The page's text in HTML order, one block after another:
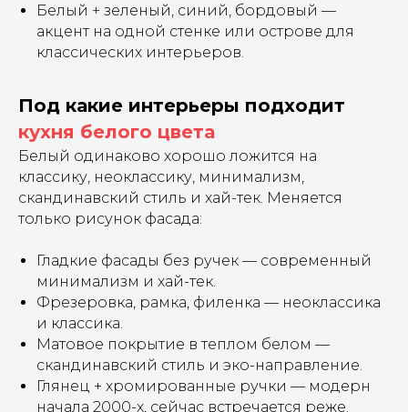
Белый + зеленый, синий, бордовый —
акцент на одной стенке или острове для
классических интерьеров.
Под какие интерьеры подходит
кухня белого цвета
Белый одинаково хорошо ложится на
классику, неоклассику, минимализм,
скандинавский стиль и хай-тек. Меняется
только рисунок фасада:
Гладкие фасады без ручек — современный
минимализм и хай-тек.
Фрезеровка, рамка, филенка — неоклассика
и классика.
Матовое покрытие в теплом белом —
скандинавский стиль и эко-направление.
Глянец + хромированные ручки — модерн
начала 2000-х, сейчас встречается реже.